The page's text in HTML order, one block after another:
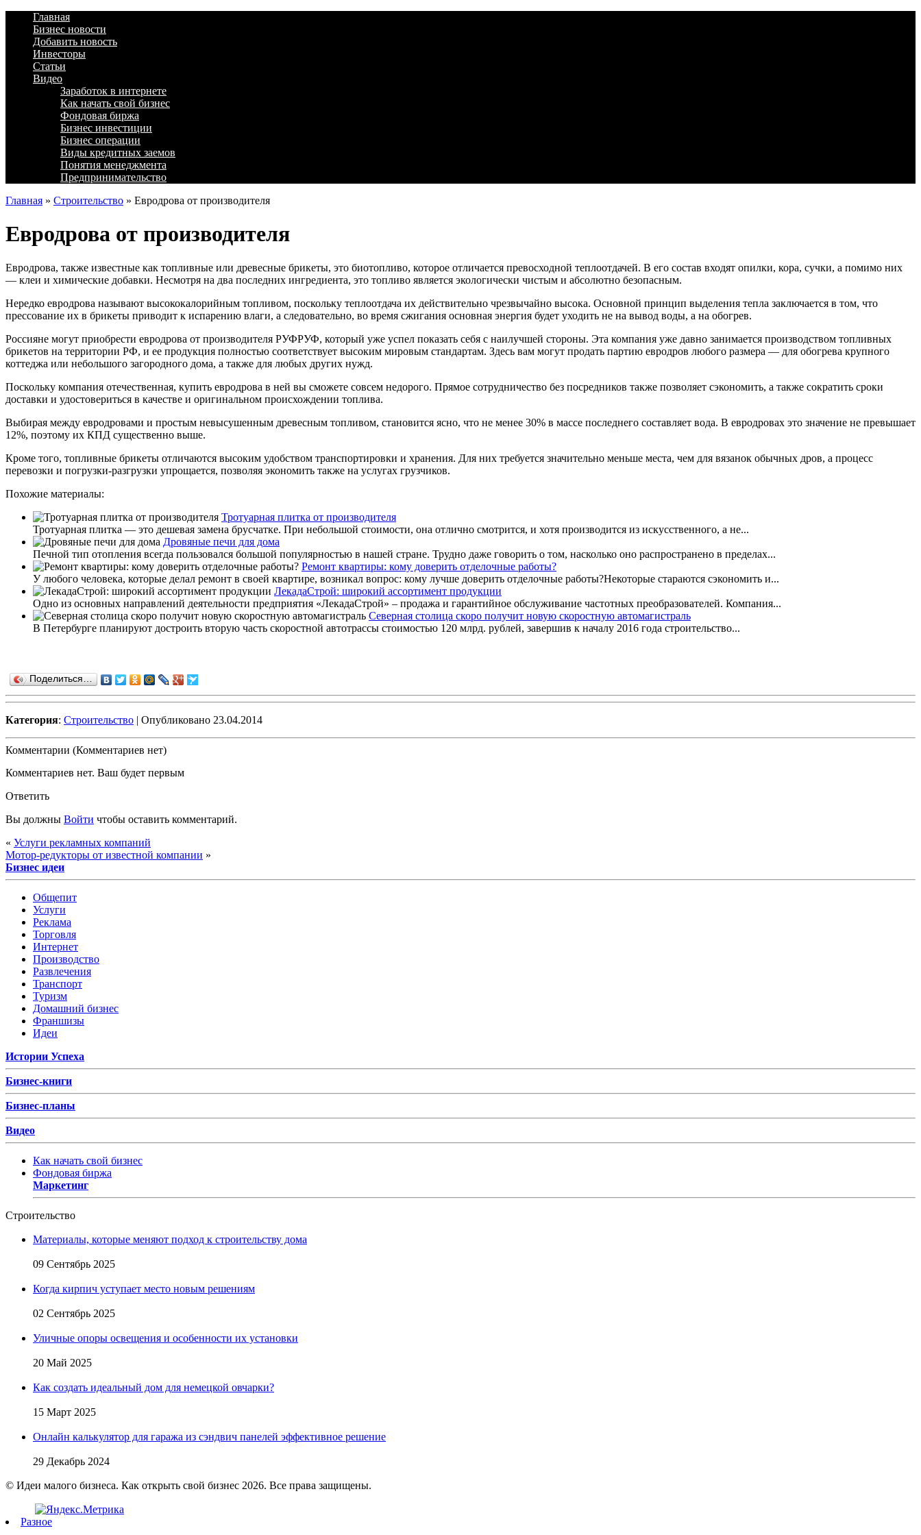
Главная
Бизнес новости
Добавить новость
Инвесторы
Статьи
Видео
Заработок в интернете
Как начать свой бизнес
Фондовая биржа
Бизнес инвестиции
Бизнес операции
Виды кредитных заемов
Понятия менеджмента
Предпринимательство
Главная » Строительство » Евродрова от производителя
Евродрова от производителя
Евродрова, также известные как топливные или древесные брикеты, это биотопливо, которое отличается превосходной теплоотдачей. В его состав входят опилки, кора, сучки, а помимо них
— клеи и химические добавки. Несмотря на два последних ингредиента, это топливо является экологически чистым и абсолютно безопасным.
Нередко евродрова называют высококалорийным топливом, поскольку теплоотдача их действительно чрезвычайно высока. Основной принцип выделения тепла заключается в том, что
прессование их в брикеты приводит к испарению влаги, а следовательно, во время сжигания основная энергия будет уходить не на вывод воды, а на обогрев.
Россияне могут приобрести евродрова от производителя РУФРУФ, который уже успел показать себя с наилучшей стороны. Эта компания уже давно занимается производством топливных
брикетов на территории РФ, и ее продукция полностью соответствует высоким мировым стандартам. Здесь вам могут продать партию евродров любого размера — для обогрева крупного
коттеджа или небольшого загородного дома, а также для любых других нужд.
Поскольку компания отечественная, купить евродрова в ней вы сможете совсем недорого. Прямое сотрудничество без посредников также позволяет сэкономить, а также сократить сроки
доставки и удостовериться в качестве и оригинальном происхождении топлива.
Выбирая между евродровами и простым невысушенным древесным топливом, становится ясно, что не менее 30% в массе последнего составляет вода. В евродровах это значение не превышает
12%, поэтому их КПД существенно выше.
Кроме того, топливные брикеты отличаются высоким удобством транспортировки и хранения. Для них требуется значительно меньше места, чем для вязанок обычных дров, а процесс
перевозки и погрузки-разгрузки упрощается, позволяя экономить также на услугах грузчиков.
Похожие материалы:
Тротуарная плитка от производителя
Тротуарная плитка — это дешевая замена брусчатке. При небольшой стоимости, она отлично смотрится, и хотя производится из искусственного, а не...
Дровяные печи для дома
Печной тип отопления всегда пользовался большой популярностью в нашей стране. Трудно даже говорить о том, насколько оно распространено в пределах...
Ремонт квартиры: кому доверить отделочные работы?
У любого человека, которые делал ремонт в своей квартире, возникал вопрос: кому лучше доверить отделочные работы?Некоторые стараются сэкономить и...
ЛекадаСтрой: широкий ассортимент продукции
Одно из основных направлений деятельности предприятия «ЛекадаСтрой» – продажа и гарантийное обслуживание частотных преобразователей. Компания...
Северная столица скоро получит новую скоростную автомагистраль
В Петербурге планируют достроить вторую часть скоростной автотрассы стоимостью 120 млрд. рублей, завершив к началу 2016 года строительство...
Поделиться…
Категория: Строительство | Опубликовано 23.04.2014
Комментарии (Комментариев нет)
Комментариев нет. Ваш будет первым
Ответить
Вы должны Войти чтобы оставить комментарий.
« Услуги рекламных компаний
Мотор-редукторы от известной компании »
Бизнес идеи
Общепит
Услуги
Реклама
Торговля
Интернет
Производство
Развлечения
Транспорт
Туризм
Домашний бизнес
Франшизы
Идеи
Истории Успеха
Бизнес-книги
Бизнес-планы
Видео
Как начать свой бизнес
Фондовая биржа
Маркетинг
Строительство
Материалы, которые меняют подход к строительству дома
09 Сентябрь 2025
Когда кирпич уступает место новым решениям
02 Сентябрь 2025
Уличные опоры освещения и особенности их установки
20 Май 2025
Как создать идеальный дом для немецкой овчарки?
15 Март 2025
Онлайн калькулятор для гаража из сэндвич панелей эффективное решение
29 Декабрь 2024
© Идеи малого бизнеса. Как открыть свой бизнес 2026. Все права защищены.
Разное